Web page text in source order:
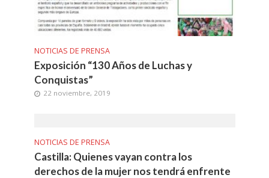
NOTICIAS DE PRENSA
Exposición “130 Años de Luchas y
Conquistas”
22 noviembre, 2019
NOTICIAS DE PRENSA
Castilla: Quienes vayan contra los
derechos de la mujer nos tendrá enfrente